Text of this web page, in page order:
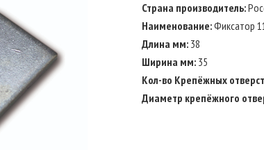
Страна производитель:
Наименование:Фиксатор
Длина мм: 38
Ширина мм: 35
Кол-во Крепёжных
Диаметр крепёжного